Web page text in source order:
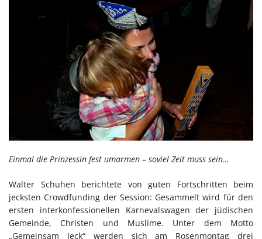
Einmal die Prinzessin fest umarmen – soviel Zeit muss sein…
Walter Schuhen berichtete von guten Fortschritten beim
jecksten Crowdfunding der Session: Gesammelt wird für den
ersten interkonfessionellen Karnevalswagen der jüdischen
Gemeinde, Christen und Muslime. Unter dem Motto
„Gemeinsam Jeck“ werden sich am Rosenmontag drei